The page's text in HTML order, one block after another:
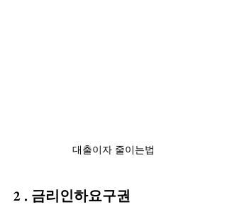
대출이자 줄이는법
2 . 금리인하요구권